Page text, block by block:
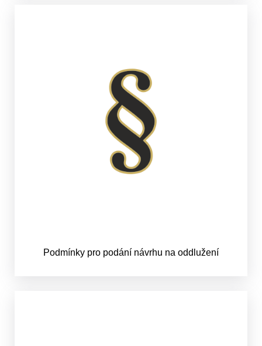
Podmínky pro podání návrhu na oddlužení